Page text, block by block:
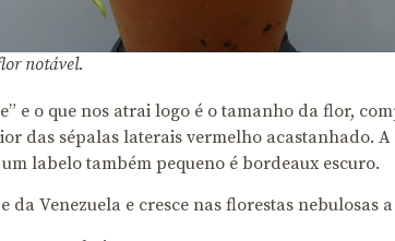
notável.
e o que nos atrai logo é o tamanho da flor,
das sépalas laterais vermelho acastanhado.
labelo também pequeno é bordeaux escuro.
Venezuela e cresce nas florestas nebulosas